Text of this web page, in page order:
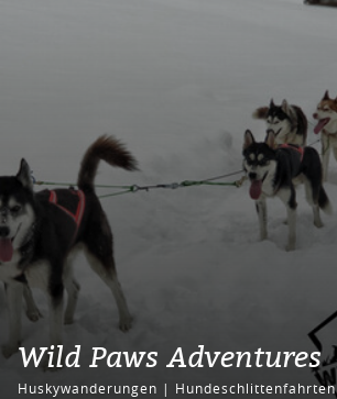
Wild Paws Adventures
Huskywanderungen | Hundeschlittenfahrten